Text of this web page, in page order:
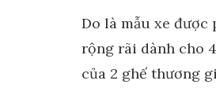
Do là mẫu xe
rộng rãi dành cho
của 2 ghế thương